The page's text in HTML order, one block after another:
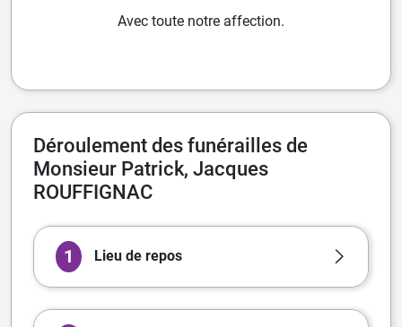
Avec toute notre affection.
Déroulement des funérailles de
Monsieur Patrick, Jacques
ROUFFIGNAC
1 Lieu de repos